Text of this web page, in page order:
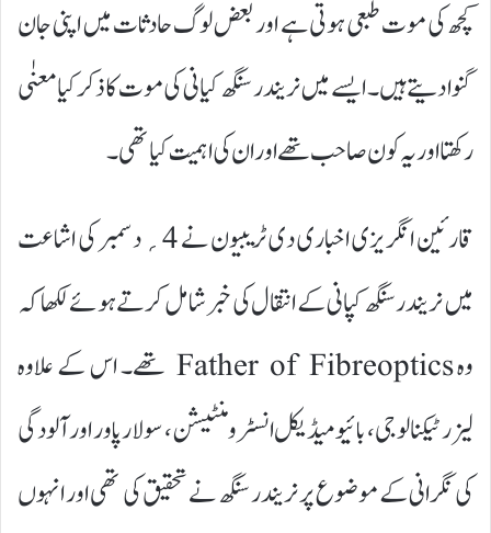
کچھ کی موت طبعی ہوتی ہے اور بعض لوگ حادثات میں اپنی جان
گنوا دیتے ہیں۔ ایسے میں نریندر سنگھ کیانی کی موت کا ذکر کیا معنٰی
رکھتا اور یہ کون صاحب تھے اور ان کی اہمیت کیا تھی۔
قارئین انگریزی اخباری دی ٹریبیون نے 4؍ دسمبر کی اشاعت
میں نریندر سنگھ کپانی کے انتقال کی خبر شامل کرتے ہوئے لکھا کہ
وہ Father of Fibreoptics تھے۔ اس کے علاوہ
لیزر ٹیکنالوجی، بائیو میڈیکل انسٹرومنٹیشن، سولار پاور اور آلودگی
کی نگرانی کے موضوع پر نریندر سنگھ نے تحقیق کی تھی اور انہوں